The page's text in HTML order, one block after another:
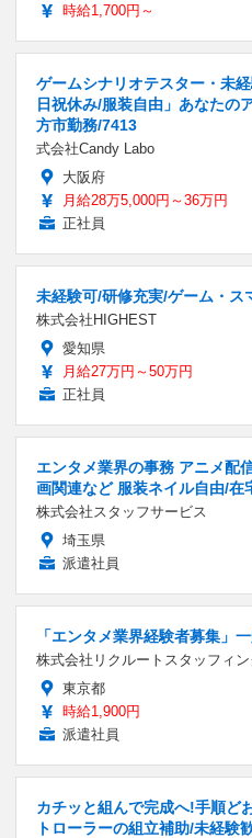
時給1,700円～
ゲームシナリオテスター・未
日祝休み/服装自由」あなたの
方市勤務/7413
式会社Candy Labo
大阪府
月給28万5,000円～36万円
正社員
未経験可/研修充実/ゲーム・ス
株式会社HIGHEST
愛知県
月給27万円～50万円
正社員
エンタメ業界の事務 アニメ配
画関連など 服装ネイル自由/在
株式会社スタッフサービス
埼玉県
派遣社員
「エンタメ業界経験者募集」
株式会社リクルートスタッフィ
東京都
時給1,900円
派遣社員
カチッと組んで完成へ!手順ど
トローラーの組立補助/未経験